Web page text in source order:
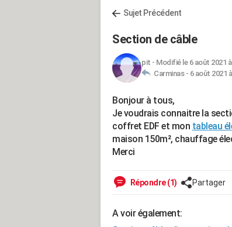
Sujet Précédent
Section de câble
pit - Modifié le 6 août 2021 à
Carminas - 6 août 2021
Bonjour à tous,
Je voudrais connaitre la
coffret EDF et mon tableau
maison 150m², chauffage
Merci
Répondre (1) Partager
A voir également: